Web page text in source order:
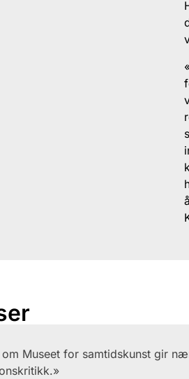
om Museet for samtidskunst gir